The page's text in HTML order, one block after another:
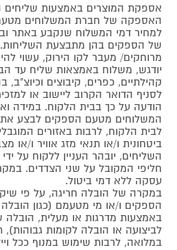
אספקת המוצרים באמצעות שליחים
האספקה של חברת המשלוחים
למחיר דמי המשלוח שנקבע באתר
של הספקים בהן מתבצעת השליחות.
מרוחקים/ מעבר לקו הירוק, עשוי
יודגש, משלוח באמצאות שליח עד
קהילתיים, כפרים, קיבוצים
לסניף הדואר הקרוב ליישוב או
הודעה על כך בבית הלקוח. במידה
המשלוחים מטעם הספקים לבצע
לבית הלקוח, לרבות באזורים
ביטחונית ו/או תנאי מזג אוויר ו/או
השליחים, יובהר העניין ללקוח על
חליפי המקובל על שני הצדדים.
עסקה ללא דמי ביטול.
במקרה של הובלה חריגה, על פי
הספקים ו/או מי מטעמם (כגון
באמצעות מדרגות או מעלית, הובלה
לביצועה או הובלה לקומות
במלואה, לרבות שימוש במנוף ככל